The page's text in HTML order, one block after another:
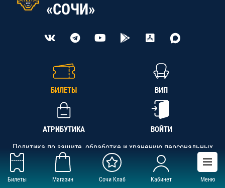
Билеты Магазин Сочи Клаб Кабинет Меню
«СОЧИ»
БИЛЕТЫ ВИП
АТРИБУТИКА ВОЙТИ
Политика по защите, обработке и хранению персональных
данных
АНО «СК «Кубань-Регион», ОГРН 1142300002349,